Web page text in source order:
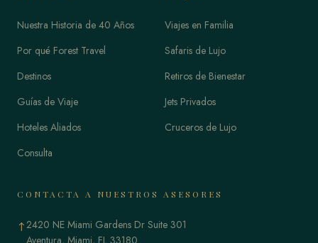
Nuestra Historia de 40 Años
Por qué Forest Travel
Destinos
Guías de Viaje
Hoteles Aliados
Consulta
Viajes en Familia
Safaris de Lujo
Retiros de Bienestar
Jets Privados
Cruceros de Lujo
CONTACTA A NUESTROS ASESORES
↑2420 NE Miami Gardens Dr Suite 301
Aventura, Miami, FL 33180